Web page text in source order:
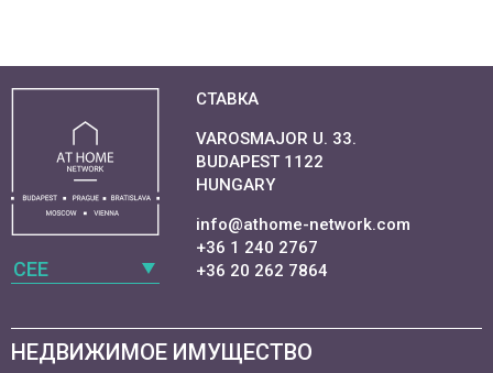
CEE
СТАВКА
VAROSMAJOR U. 33.
BUDAPEST 1122
HUNGARY
info@athome-network.com
+36 1 240 2767
+36 20 262 7864
НЕДВИЖИМОЕ ИМУЩЕСТВО